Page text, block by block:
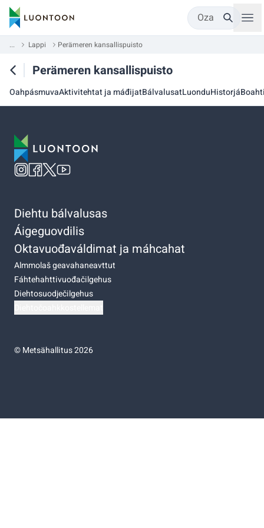
Oza
... Lappi Perämeren kansallispuisto
Perämeren kansallispuisto
OahpásmuvaAktivitehtat ja máđijatBálvalusatLuonduHistorjá
Diehtu bálvalusas
Áigeguovdilis
Oktavuođaváldimat ja máhcahat
Almmolaš geavahaneavttut
Fáhtehahttivuođačilgehus
Diehtosuodječilgehus
©Metsähallitus 2026